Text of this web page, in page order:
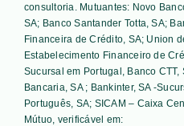
consultoria. Mutuantes: Novo
SA; Banco Santander Totta, SA;
Financeira de Crédito, SA; Union
Estabelecimento Financeiro de
Sucursal em Portugal, Banco CTT,
Bancaria, SA ; Bankinter, SA -
Português, SA; SICAM – Caixa
Mútuo , verificável em: